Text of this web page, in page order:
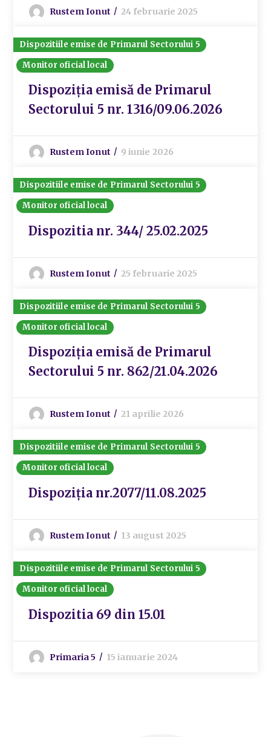
Rustem Ionut 24 februarie 2025
Dispozitiile emise de Primarul Sectorului 5
Monitor oficial local
Dispoziția emisă de Primarul
Sectorului 5 nr. 1316/09.06.2026
Rustem Ionut 9 iunie 2026
Dispozitiile emise de Primarul Sectorului 5
Monitor oficial local
Dispozitia nr. 344/ 25.02.2025
Rustem Ionut 25 februarie 2025
Dispozitiile emise de Primarul Sectorului 5
Monitor oficial local
Dispoziția emisă de Primarul
Sectorului 5 nr. 862/21.04.2026
Rustem Ionut 21 aprilie 2026
Dispozitiile emise de Primarul Sectorului 5
Monitor oficial local
Dispoziția nr.2077/11.08.2025
Rustem Ionut 13 august 2025
Dispozitiile emise de Primarul Sectorului 5
Monitor oficial local
Dispozitia 69 din 15.01
Primaria 5 15 ianuarie 2024